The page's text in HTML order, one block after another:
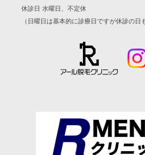
休診日 水曜日、不定休
（日曜日は基本的に診療日ですが休診の日